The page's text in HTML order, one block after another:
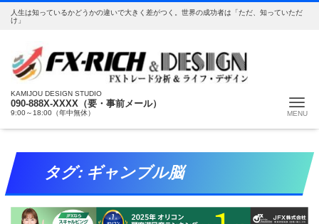
人生は知っているかどうかの違いで大きく差がつく。世界の成功者は「ただ、知っていただ
け」
KAMIJOU DESIGN STUDIO
090-888X-XXXX（要・事前メール）
9:00～18:00（年中無休）
タグ:ギャンブル脳